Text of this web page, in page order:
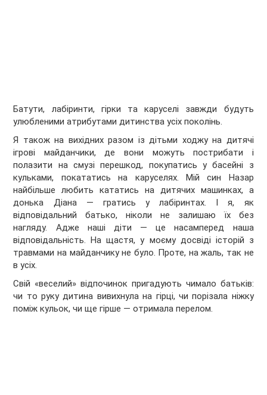
Батути, лабіринти, гірки та каруселі завжди будуть
улюбленими атрибутами дитинства усіх поколінь.
Я також на вихідних разом із дітьми ходжу на дитячі
ігрові майданчики, де вони можуть пострибати і
полазити на смузі перешкод, покупатись у басейні з
кульками, покататись на каруселях. Мій син Назар
найбільше любить кататись на дитячих машинках, а
донька Діана — гратись у лабіринтах. І я, як
відповідальний батько, ніколи не залишаю їх без
нагляду. Адже наші діти — це насамперед наша
відповідальність. На щастя, у моєму досвіді історій з
травмами на майданчику не було. Проте, на жаль, так не
в усіх.
Свій «веселий» відпочинок пригадують чимало батьків:
чи то руку дитина вивихнула на гірці, чи порізала ніжку
поміж кульок, чи ще гірше — отримала перелом.